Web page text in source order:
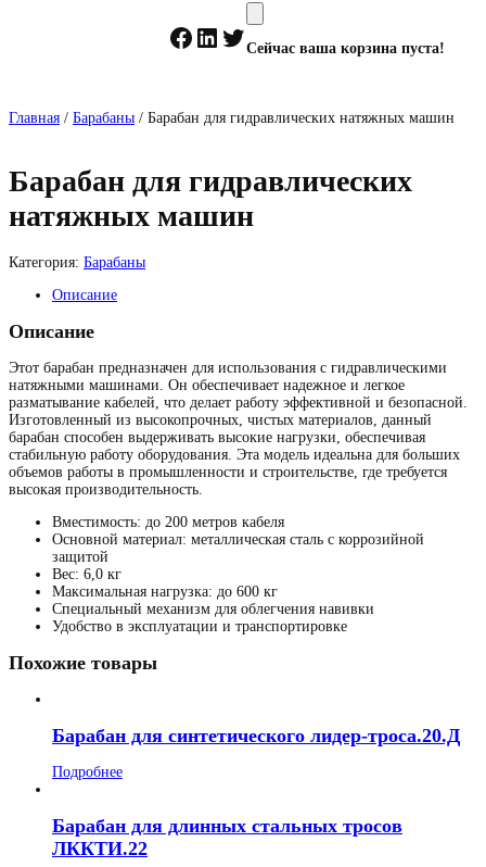
Facebook
LinkedIn
Twitter
Сейчас ваша корзина пуста!
Главная / Барабаны / Барабан для гидравлических натяжных машин
Барабан для гидравлических
натяжных машин
Категория: Барабаны
Описание
Описание
Этот барабан предназначен для использования с гидравлическими
натяжными машинами. Он обеспечивает надежное и легкое
разматывание кабелей, что делает работу эффективной и безопасной.
Изготовленный из высокопрочных, чистых материалов, данный
барабан способен выдерживать высокие нагрузки, обеспечивая
стабильную работу оборудования. Эта модель идеальна для больших
объемов работы в промышленности и строительстве, где требуется
высокая производительность.
Вместимость: до 200 метров кабеля
Основной материал: металлическая сталь с коррозийной
защитой
Вес: 6,0 кг
Максимальная нагрузка: до 600 кг
Специальный механизм для облегчения навивки
Удобство в эксплуатации и транспортировке
Похожие товары
Барабан для синтетического лидер-троса.20.Д
Подробнее
Барабан для длинных стальных тросов
ЛККТИ.22